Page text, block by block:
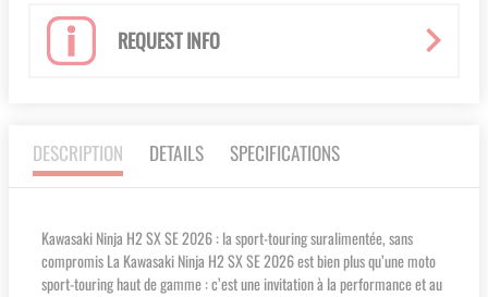
REQUEST INFO
DESCRIPTION DETAILS SPECIFICATIONS
Kawasaki Ninja H2 SX SE 2026 : la sport-touring suralimentée, sans
compromis La Kawasaki Ninja H2 SX SE 2026 est bien plus qu’une moto
sport-touring haut de gamme : c’est une invitation à la performance et au